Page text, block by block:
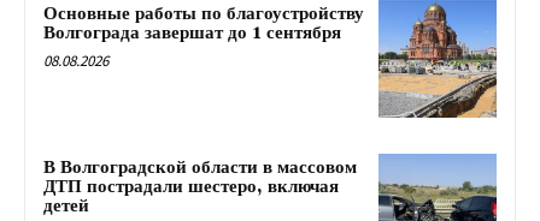
Основные работы по благоустройству
Волгограда завершат до 1 сентября
08.08.2026
В Волгоградской области в массовом
ДТП пострадали шестеро, включая
детей